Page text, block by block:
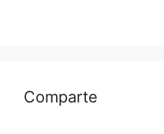
Comparte